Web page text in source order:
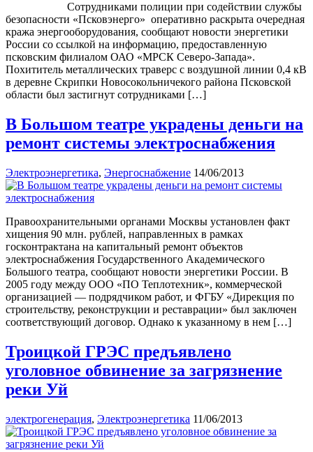
Сотрудниками полиции при содействии службы
безопасности «Псковэнерго» оперативно раскрыта очередная
кража энергооборудования, сообщают новости энергетики
России со ссылкой на информацию, предоставленную
псковским филиалом ОАО «МРСК Северо-Запада».
Похититель металлических траверс с воздушной линии 0,4 кВ
в деревне Скрипки Новосокольничекого района Псковской
области был застигнут сотрудниками […]
В Большом театре украдены деньги на
ремонт системы электроснабжения
Электроэнергетика, Энергоснабжение 14/06/2013
Правоохранительными органами Москвы установлен факт
хищения 90 млн. рублей, направленных в рамках
госконтрактана на капитальный ремонт объектов
электроснабжения Государственного Академического
Большого театра, сообщают новости энергетики России. В
2005 году между ООО «ПО Теплотехник», коммерческой
организацией — подрядчиком работ, и ФГБУ «Дирекция по
строительству, реконструкции и реставрации» был заключен
соответствующий договор. Однако к указанному в нем […]
Троицкой ГРЭС предъявлено
уголовное обвинение за загрязнение
реки Уй
электрогенерация, Электроэнергетика 11/06/2013